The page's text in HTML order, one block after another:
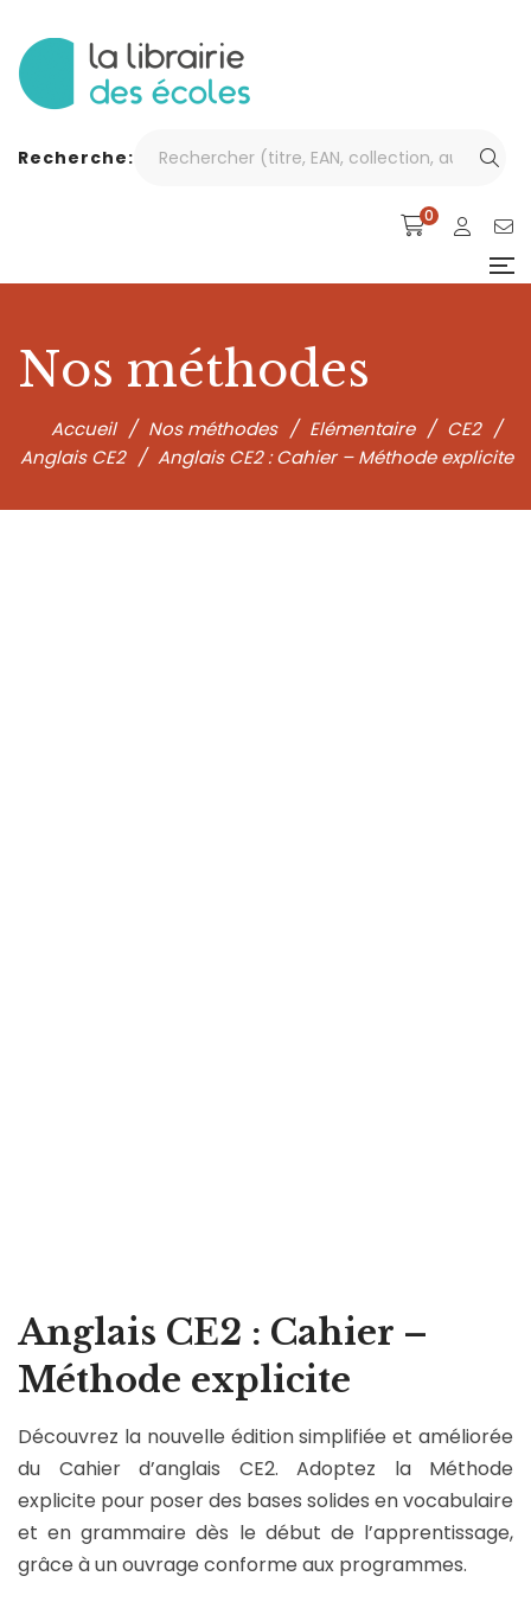
Recherche:
0
Nos méthodes
Accueil / Nos méthodes / Elémentaire / CE2 /
Anglais CE2 / Anglais CE2 : Cahier – Méthode explicite
Anglais CE2 : Cahier –
Méthode explicite
Découvrez la nouvelle édition simplifiée et améliorée
du Cahier d’anglais CE2. Adoptez la Méthode
explicite pour poser des bases solides en vocabulaire
et en grammaire dès le début de l’apprentissage,
grâce à un ouvrage conforme aux programmes.